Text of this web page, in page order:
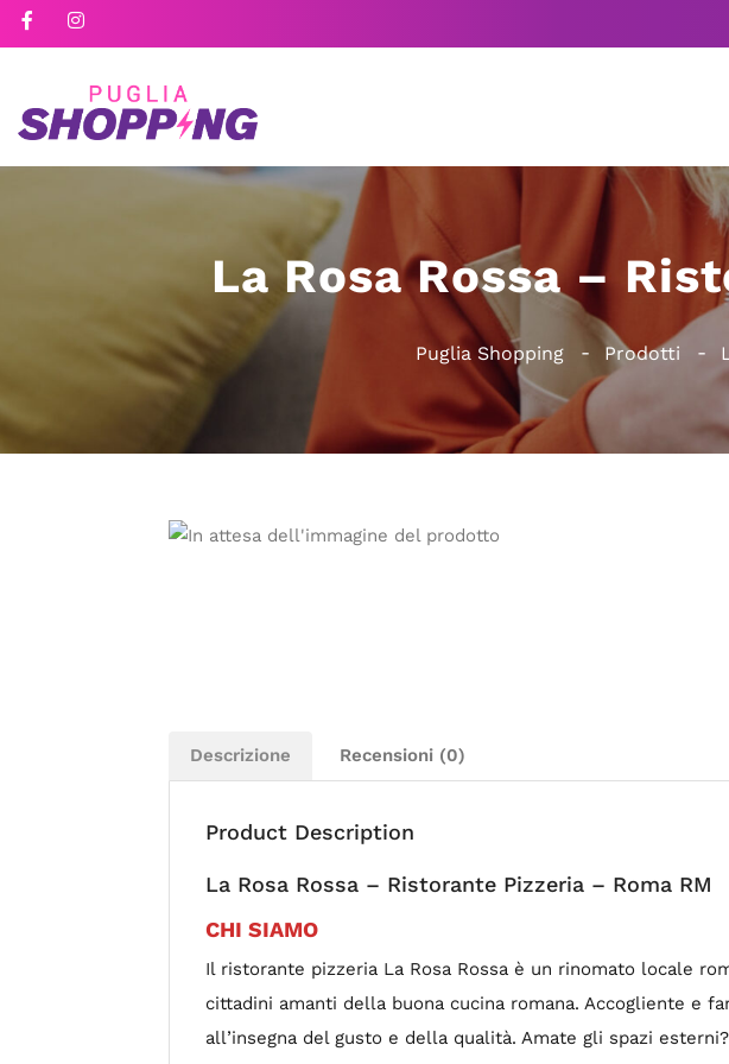
La Rosa Rossa –
Puglia Shopping Prodotti
Descrizione Recensioni (0)
Product Description
La Rosa Rossa – Ristorante Pizzeria – Roma RM
CHI SIAMO
Il ristorante pizzeria La Rosa Rossa è un rinomato locale
cittadini amanti della buona cucina romana. Accogliente e
all’insegna del gusto e della qualità. Amate gli spazi